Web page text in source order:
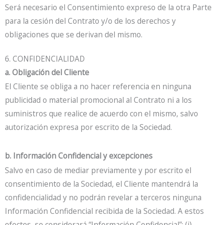
Será necesario el Consentimiento expreso de la otra Parte
para la cesión del Contrato y/o de los derechos y
obligaciones que se derivan del mismo.
6. CONFIDENCIALIDAD
a. Obligación del Cliente
El Cliente se obliga a no hacer referencia en ninguna
publicidad o material promocional al Contrato ni a los
suministros que realice de acuerdo con el mismo, salvo
autorización expresa por escrito de la Sociedad.
b. Información Confidencial y excepciones
Salvo en caso de mediar previamente y por escrito el
consentimiento de la Sociedad, el Cliente mantendrá la
confidencialidad y no podrán revelar a terceros ninguna
Información Confidencial recibida de la Sociedad. A estos